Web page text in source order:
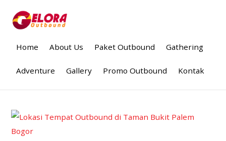
Home About Us Paket Outbound Gathering
Adventure Gallery Promo Outbound Kontak